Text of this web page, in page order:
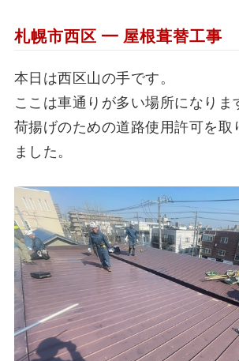
札幌市西区 ━ 屋根葺替工事
本日は西区山の手です。
ここは車通りが多い場所になりま
荷揚げのための道路使用許可を取
ました。